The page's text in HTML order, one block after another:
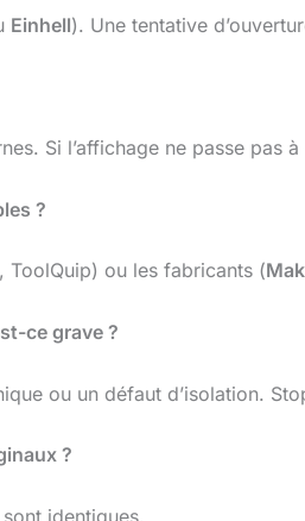
Einhell). Une tentative
Si l’affichage ne passe pas
?
ToolQuip) ou les fabricants (
ce grave ?
ou un défaut d’isolation.
?
identiques.